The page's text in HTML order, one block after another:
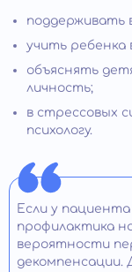
поддерживать
учить ребенка
объяснять
личность;
в стрессовых
психологу.
Если у
профилактика
вероятности